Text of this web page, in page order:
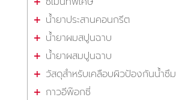
น้ำยาประสานคอนกรีต
น้ำยาผมสปูนฉาบ
น้ำยาผสมปูนฉาบ
วัสดุสำหรับเคลือบผิวป้องกันน้ำซึม
กาวอีพ๊อกซี่